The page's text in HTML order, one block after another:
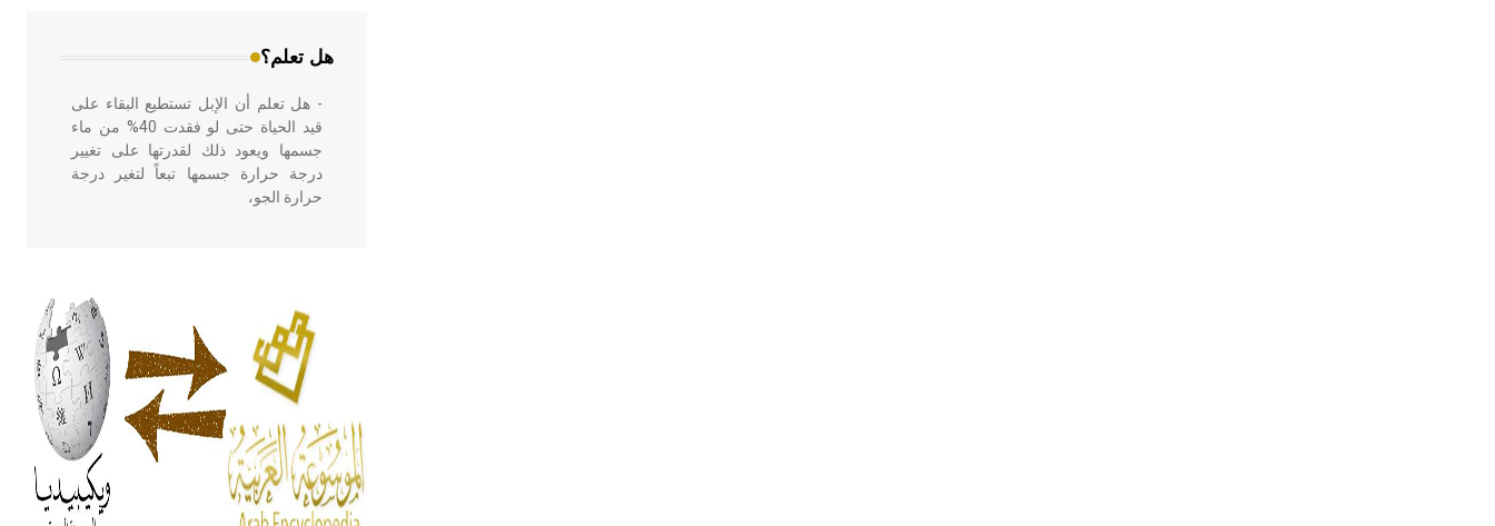
هل تعلم؟
- هل تعلم أن الإبل تستطيع البقاء على
قيد الحياة حتى لو فقدت 40% من ماء
جسمها ويعود ذلك لقدرتها على تغيير
درجة حرارة جسمها تبعاً لتغير درجة
حرارة الجو،
أربعة مؤلفات هي: الحكم، الأدلة، تنظيم
التغذية، ورسالته في جروح الرأس.
ويعود له الفضل بأنه حرر الطب من
الدين والفلسفة.
- هل تعلم أن المرجان إفراز حيواني
يتكون في البحر ويتركب من مادة
كربونات الكلسيوم، وهو أحمر أو شديد
الحمرة وهو أجود أنواعه، ويمتاز بكبر